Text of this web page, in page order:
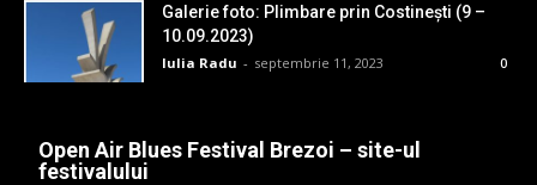
Galerie foto: Plimbare prin Costinești (9 –
10.09.2023)
Iulia Radu - septembrie 11, 2023 0
Open Air Blues Festival Brezoi – site-ul
festivalului